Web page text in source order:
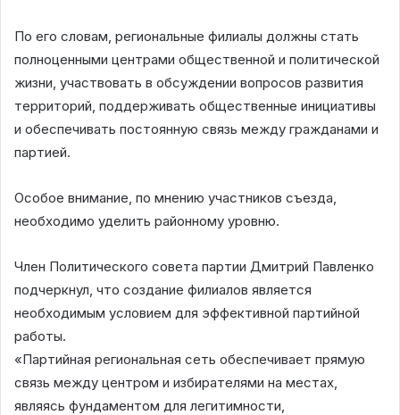
По его словам, региональные филиалы должны стать
полноценными центрами общественной и политической
жизни, участвовать в обсуждении вопросов развития
территорий, поддерживать общественные инициативы
и обеспечивать постоянную связь между гражданами и
партией.
Особое внимание, по мнению участников съезда,
необходимо уделить районному уровню.
Член Политического совета партии Дмитрий Павленко
подчеркнул, что создание филиалов является
необходимым условием для эффективной партийной
работы.
«Партийная региональная сеть обеспечивает прямую
связь между центром и избирателями на местах,
являясь фундаментом для легитимности,